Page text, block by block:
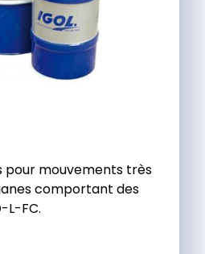
pour mouvements très
comportant des
L-FC.